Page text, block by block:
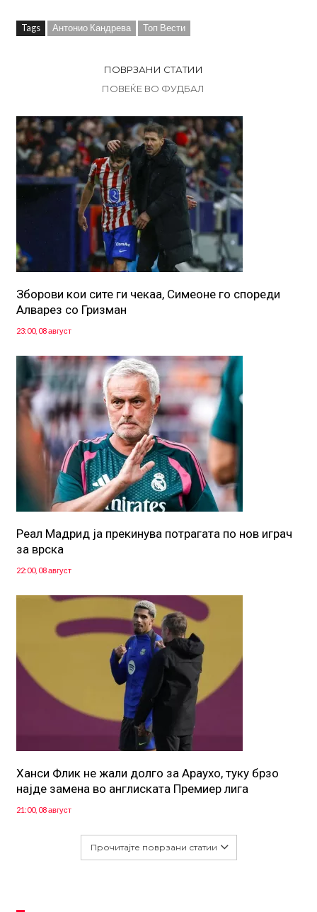
Tags Антонио Кандрева Топ Вести
ПОВРЗАНИ СТАТИИ
ПОВЕЌЕ ВО ФУДБАЛ
Зборови кои сите ги чекаа, Симеоне го спореди
Алварез со Гризман
23:00, 08 август
Реал Мадрид ја прекинува потрагата по нов играч
за врска
22:00, 08 август
Ханси Флик не жали долго за Араухо, туку брзо
најде замена во англиската Премиер лига
21:00, 08 август
Прочитајте поврзани статии